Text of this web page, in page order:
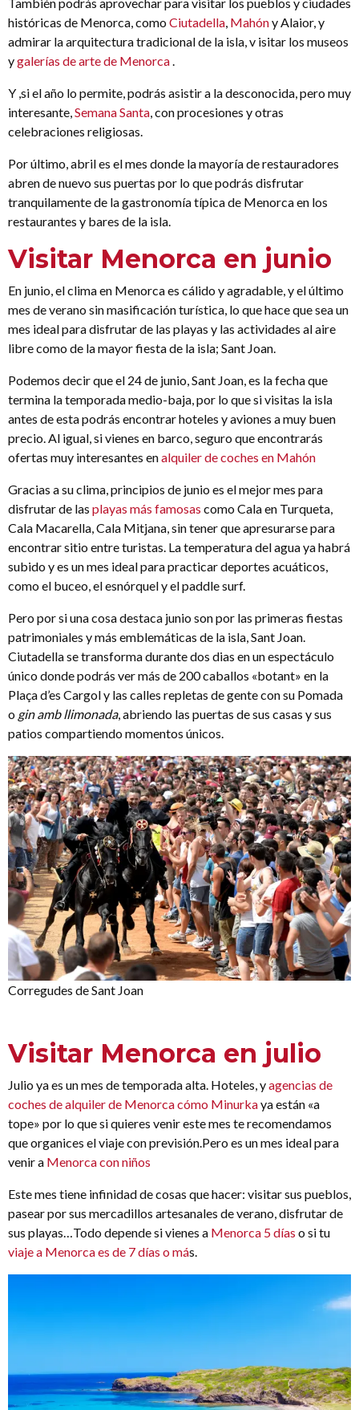
históricas de Menorca, comoCiutadella, Mahóny Alaior, y
admirar la arquitectura tradicional de la isla, v isitar los museos
ygalerías de arte de Menorca.
Y ,si el año lo permite, podrás asistir a la desconocida, pero muy
interesante,Semana Santa, con procesiones y otras
celebraciones religiosas.
Por último, abril es el mes donde la mayoría de restauradores
abren de nuevo sus puertas por lo que podrás disfrutar
tranquilamente de la gastronomía típica de Menorca en los
restaurantes y bares de la isla.
Visitar Menorca en junio
En junio, el clima en Menorca es cálido y agradable, y el último
mes de verano sin masificación turística, lo que hace que sea un
mes ideal para disfrutar de las playas y las actividades al aire
libre como de la mayor fiesta de la isla; Sant Joan.
Podemos decir que el 24 de junio, Sant Joan, es la fecha que
termina la temporada medio-baja, por lo que si visitas la isla
antes de esta podrás encontrar hoteles y aviones a muy buen
precio. Al igual, si vienes en barco, seguro que encontrarás
ofertas muy interesantes enalquiler de coches en Mahón
Gracias a su clima, principios de junio es el mejor mes para
disfrutar de las playas más famosas como Cala en Turqueta,
Cala Macarella, Cala Mitjana, sin tener que apresurarse para
encontrar sitio entre turistas. La temperatura del agua ya habrá
subido y es un mes ideal para practicar deportes acuáticos,
como el buceo, el esnórquel y el paddle surf.
Pero por si una cosa destaca junio son por las primeras fiestas
patrimoniales y más emblemáticas de la isla, Sant Joan.
Ciutadella se transforma durante dos dias en un espectáculo
único donde podrás ver más de 200 caballos «botant» en la
Plaça d’es Cargol y las calles repletas de gente con su Pomada
o gin amb llimonada, abriendo las puertas de sus casas y sus
patios compartiendo momentos únicos.
Corregudes de Sant Joan
Visitar Menorca en julio
Julio ya es un mes de temporada alta. Hoteles, yagencias de
coches de alquiler de Menorca cómo Minurkaya están «a
tope» por lo que si quieres venir este mes te recomendamos
que organices el viaje con previsión.Pero es un mes ideal para
venir a Menorca con niños
Este mes tiene infinidad de cosas que hacer: visitar sus pueblos,
pasear por sus mercadillos artesanales de verano, disfrutar de
sus playas…Todo depende si vienes a Menorca 5 días o si tu
viaje a Menorca es de 7 días o más.